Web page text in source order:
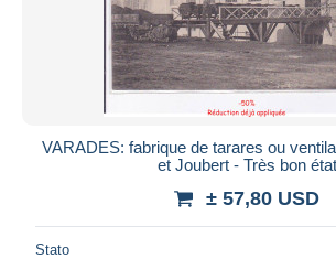
VARADES: fabrique de tarares ou
et Joubert - Très bon état
± 57,80 USD
Stato